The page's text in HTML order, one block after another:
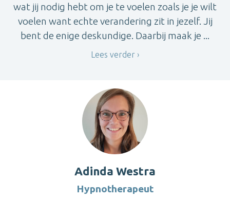
wat jij nodig hebt om je te voelen zoals je je wilt
voelen want echte verandering zit in jezelf. Jij
bent de enige deskundige. Daarbij maak je ...
Lees verder
Adinda Westra
Hypnotherapeut